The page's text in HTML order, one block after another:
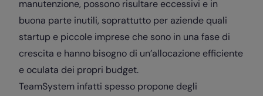
manutenzione, possono risultare eccessivi e in
buona parte inutili, soprattutto per aziende quali
startup e piccole imprese che sono in una fase di
crescita e hanno bisogno di un’allocazione efficiente
e oculata dei propri budget.
TeamSystem infatti spesso propone degli